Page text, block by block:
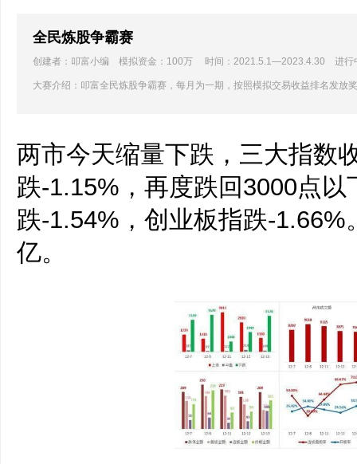
全民炼股争霸赛
创建者：叩富小编 模拟资金：100万 时间：2021.5.1—2023.4.30 进行
大赛介绍：叩富全民炼股争霸赛，每月为一期，按照模拟交易收益排名发放
两市今天缩量下跌，三大指数
跌-1.15%，再度跌回3000点以
跌-1.54%，创业板指跌-1.66%
亿。